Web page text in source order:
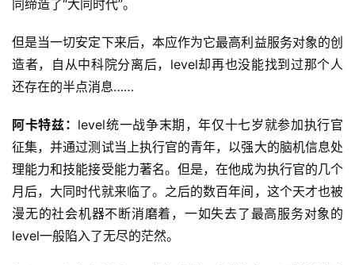
同缔造了“大同时代”。
但是当一切安定下来后，本应作为它最高利益服务对象的创
造者，自从中科院分离后，level却再也没能找到过那个人
还存在的半点消息……
阿卡特兹： level统一战争末期，年仅十七岁就参加执行官
征集，并通过测试当上执行官的青年，以强大的脑机信息处
理能力和技能接受能力著名。但是，在他成为执行官的几个
月后，大同时代就来临了。之后的数百年间，这个天才也被
漫无的社会机器不断消磨着，一如失去了最高服务对象的
level一般陷入了无尽的茫然。